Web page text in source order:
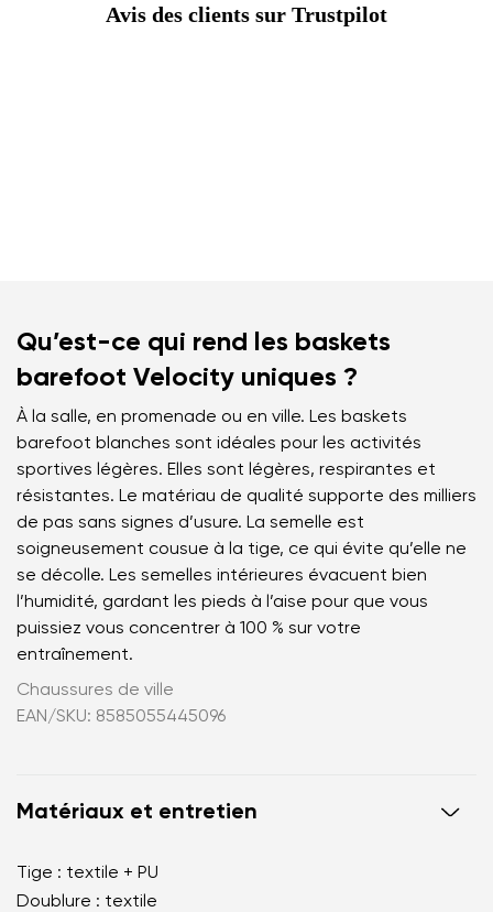
Avis des clients sur Trustpilot
Qu’est-ce qui rend les baskets
barefoot Velocity uniques ?
À la salle, en promenade ou en ville. Les baskets
barefoot blanches sont idéales pour les activités
sportives légères. Elles sont légères, respirantes et
résistantes. Le matériau de qualité supporte des milliers
de pas sans signes d’usure. La semelle est
soigneusement cousue à la tige, ce qui évite qu’elle ne
se décolle. Les semelles intérieures évacuent bien
l’humidité, gardant les pieds à l’aise pour que vous
puissiez vous concentrer à 100 % sur votre
entraînement.
Chaussures de ville
EAN/SKU: 8585055445096
Matériaux et entretien
Tige : textile + PU
Doublure : textile